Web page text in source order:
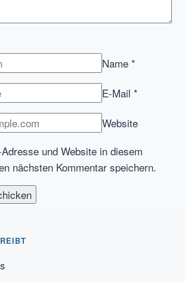
Name *
E-Mail *
Website
und Website in diesem
nächsten Kommentar speichern.